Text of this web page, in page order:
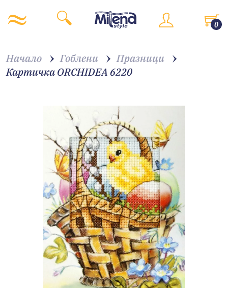
0
Начало Гоблени
Празници
Картичка ORCHIDEA 6220